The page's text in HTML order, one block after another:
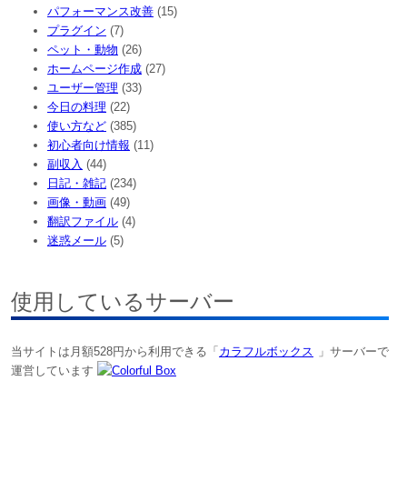
パフォーマンス改善 (15)
プラグイン (7)
ペット・動物 (26)
ホームページ作成 (27)
ユーザー管理 (33)
今日の料理 (22)
使い方など (385)
初心者向け情報 (11)
副収入 (44)
日記・雑記 (234)
画像・動画 (49)
翻訳ファイル (4)
迷惑メール (5)
使用しているサーバー
当サイトは月額528円から利用できる「 カラフルボックス
」サーバーで
運営しています